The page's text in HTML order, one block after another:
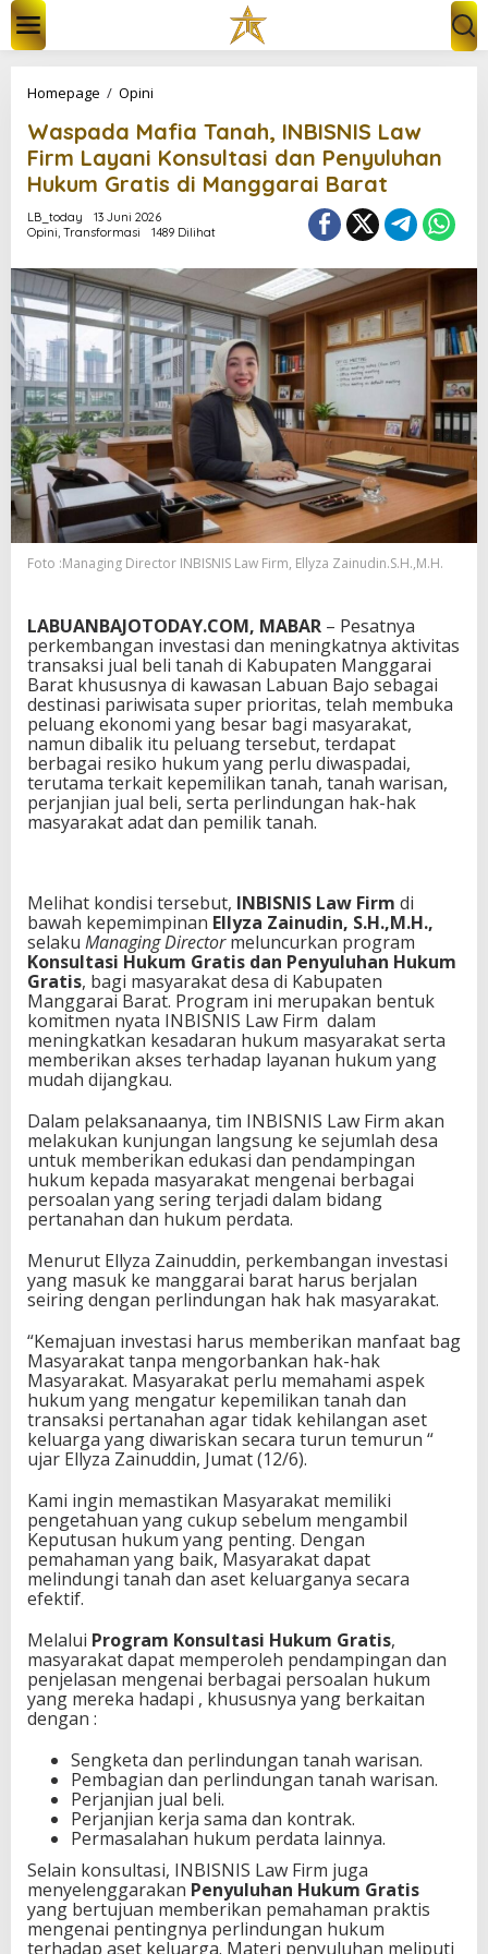
w
Homepage / Opini
s
p
a
d
a
M
f
i
a
T
a
n
a
h
,
I
N
B
S
N
I
a
w
F
i
r
m
L
a
y
a
n
n
s
u
l
t
a
s
i
d
a
n
e
n
y
u
l
u
h
a
n
H
k
u
m
G
r
a
t
s
d
i
M
a
g
a
r
a
a
r
a
Waspada Mafia Tanah, INBISNIS Law
Firm Layani Konsultasi dan Penyuluhan
Hukum Gratis di Manggarai Barat
LB_today
13 Juni 2026
Opini, Transformasi 1489 Dilihat
Foto :Managing Director INBISNIS Law Firm, Ellyza Zainudin.S.H.,M.H.
LABUANBAJOTODAY.COM, MABAR – Pesatnya
perkembangan investasi dan meningkatnya aktivitas
transaksi jual beli tanah di Kabupaten Manggarai
Barat khususnya di kawasan Labuan Bajo sebagai
destinasi pariwisata super prioritas, telah membuka
peluang ekonomi yang besar bagi masyarakat,
namun dibalik itu peluang tersebut, terdapat
berbagai resiko hukum yang perlu diwaspadai,
terutama terkait kepemilikan tanah, tanah warisan,
perjanjian jual beli, serta perlindungan hak-hak
masyarakat adat dan pemilik tanah.
Melihat kondisi tersebut, INBISNIS Law Firm di
bawah kepemimpinan Ellyza Zainudin, S.H.,M.H.,
selaku Managing Directormeluncurkan program
Konsultasi Hukum Gratis dan Penyuluhan Hukum
Gratis, bagi masyarakat desa di Kabupaten
Manggarai Barat. Program ini merupakan bentuk
komitmen nyata INBISNIS Law Firm dalam
meningkatkan kesadaran hukum masyarakat serta
memberikan akses terhadap layanan hukum yang
mudah dijangkau.
Dalam pelaksanaanya, tim INBISNIS Law Firm akan
melakukan kunjungan langsung ke sejumlah desa
untuk memberikan edukasi dan pendampingan
hukum kepada masyarakat mengenai berbagai
persoalan yang sering terjadi dalam bidang
pertanahan dan hukum perdata.
Menurut Ellyza Zainuddin, perkembangan investasi
yang masuk ke manggarai barat harus berjalan
seiring dengan perlindungan hak hak masyarakat.
“Kemajuan investasi harus memberikan manfaat bag
Masyarakat tanpa mengorbankan hak-hak
Masyarakat. Masyarakat perlu memahami aspek
hukum yang mengatur kepemilikan tanah dan
transaksi pertanahan agar tidak kehilangan aset
keluarga yang diwariskan secara turun temurun “
ujar Ellyza Zainuddin, Jumat (12/6).
Kami ingin memastikan Masyarakat memiliki
pengetahuan yang cukup sebelum mengambil
Keputusan hukum yang penting. Dengan
pemahaman yang baik, Masyarakat dapat
melindungi tanah dan aset keluarganya secara
efektif.
Melalui Program Konsultasi Hukum Gratis,
masyarakat dapat memperoleh pendampingan dan
penjelasan mengenai berbagai persoalan hukum
yang mereka hadapi , khususnya yang berkaitan
dengan :
Sengketa dan perlindungan tanah warisan.
Pembagian dan perlindungan tanah warisan.
Perjanjian jual beli.
Perjanjian kerja sama dan kontrak.
Permasalahan hukum perdata lainnya.
Selain konsultasi, INBISNIS Law Firm juga
menyelenggarakan Penyuluhan Hukum Gratis
yang bertujuan memberikan pemahaman praktis
mengenai pentingnya perlindungan hukum
terhadap aset keluarga. Materi penyuluhan meliputi